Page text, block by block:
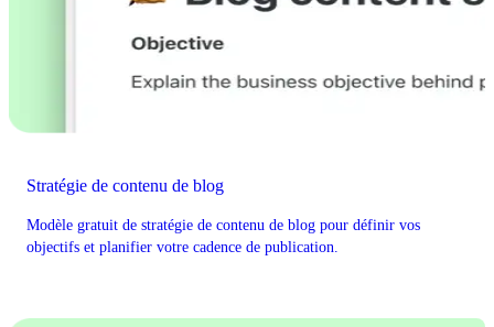
Stratégie de contenu de blog
Modèle gratuit de stratégie de contenu de blog pour définir vos
objectifs et planifier votre cadence de publication.